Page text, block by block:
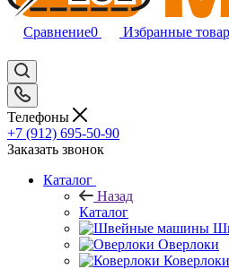
Сравнение0 Избранные
Телефоны
+7 (912) 695-50-90
Заказать звонок
Каталог
Назад
Каталог
Оверлоки
Коверлоки